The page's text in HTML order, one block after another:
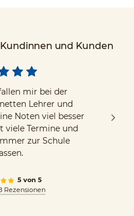
und Kunden
mir bei der
Lehrer und
Noten viel besser
viele Termine und
zur Schule
5 von 5
Rezensionen